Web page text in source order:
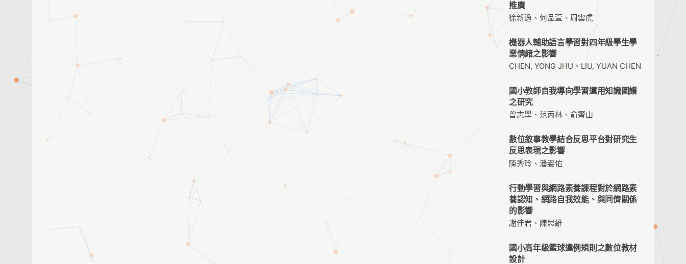
推廣
徐新逸、何品萱、周雲虎
機器人輔助語言學習對四年級學生學
業情緒之影響
CHEN, YONG JHU、LIU, YUAN CHEN
國小教師自我導向學習運用知識圖譜
之研究
曾志學、范丙林、俞齊山
數位敘事教學結合反思平台對研究生
反思表現之影響
陳秀玲、潘姿佑
行動學習與網路素養課程對於網路素
養認知、網路自我效能、與同儕關係
的影響
謝佳君、陳思維
國小高年級籃球違例規則之數位教材
設計